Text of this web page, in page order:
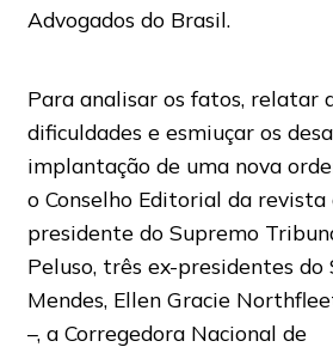
Advogados do Brasil.
Para analisar os fatos, relatar
dificuldades e esmiuçar os
implantação de uma nova
o Conselho Editorial da revista
presidente do Supremo
Peluso, três ex-presidentes do
Mendes, Ellen Gracie
–, a Corregedora Nacional de